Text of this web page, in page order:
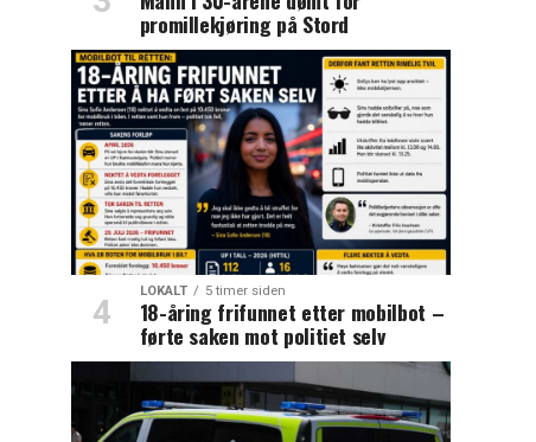
promillekjøring på Stord
LOKALT 5 timer siden
18-åring frifunnet etter mobilbot –
førte saken mot politiet selv